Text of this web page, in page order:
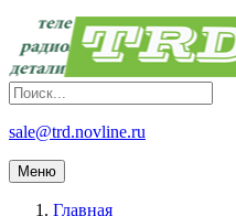
sale@trd.novline.ru
Меню
Главная